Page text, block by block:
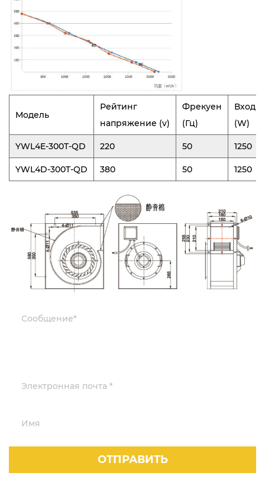
Модель
Рейтинг
напряжение (v)
Фрекуен
(Гц)
(W)
YWL4E-300T-QD 220 50 1250
YWL4D-300T-QD 380 50 1250